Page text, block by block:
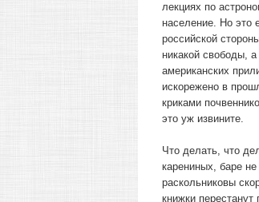
лекциях по
население. Но это
российской
никакой свободы,
американских
искорежено в
криками
это уж извините.
Что делать, что
карениных, баре
раскольниковы
книжки перестанут